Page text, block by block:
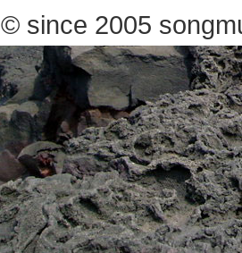
© since 2005